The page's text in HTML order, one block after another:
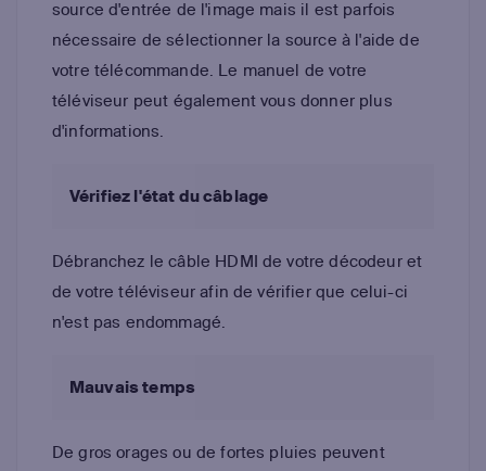
source d'entrée de l'image mais il est parfois
nécessaire de sélectionner la source à l'aide de
votre télécommande. Le manuel de votre
téléviseur peut également vous donner plus
d'informations.
Vérifiez l'état du câblage
Débranchez le câble HDMI de votre décodeur et
de votre téléviseur afin de vérifier que celui-ci
n'est pas endommagé.
Mauvais temps
De gros orages ou de fortes pluies peuvent